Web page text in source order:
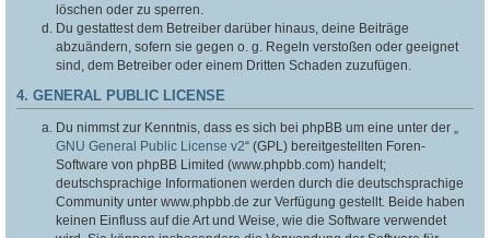
löschen oder zu sperren.
Du gestattest dem Betreiber darüber hinaus, deine Beiträge
abzuändern, sofern sie gegen o. g. Regeln verstoßen oder geeignet
sind, dem Betreiber oder einem Dritten Schaden zuzufügen.
4. GENERAL PUBLIC LICENSE
Du nimmst zur Kenntnis, dass es sich bei phpBB um eine unter der „
GNU General Public License v2“ (GPL) bereitgestellten Foren-
Software von phpBB Limited (www.phpbb.com) handelt;
deutschsprachige Informationen werden durch die deutschsprachige
Community unter www.phpbb.de zur Verfügung gestellt. Beide haben
keinen Einfluss auf die Art und Weise, wie die Software verwendet